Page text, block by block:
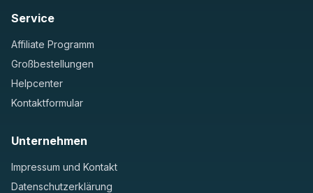
Service
Affiliate Programm
Großbestellungen
Helpcenter
Kontaktformular
Unternehmen
Impressum und Kontakt
Datenschutzerklärung